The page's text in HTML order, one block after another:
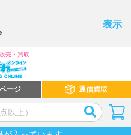
表示
売・買取
ージ 通信買取